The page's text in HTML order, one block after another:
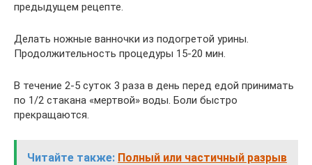
предыдущем рецепте.
Делать ножные ванночки из подогретой урины.
Продолжительность процедуры 15-20 мин.
В течение 2-5 суток 3 раза в день перед едой принимать
по 1/2 стакана «мертвой» воды. Боли быстро
прекращаются.
Читайте также: Полный или частичный разрыв